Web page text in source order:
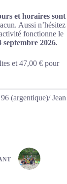
et horaires sont
Aussi n’hésitez
fonctionne le
septembre 2026.
et 47,00 € pour
(argentique)/ Jean